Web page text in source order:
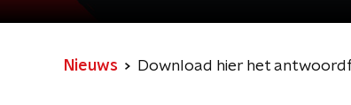
Nieuws Download hier het